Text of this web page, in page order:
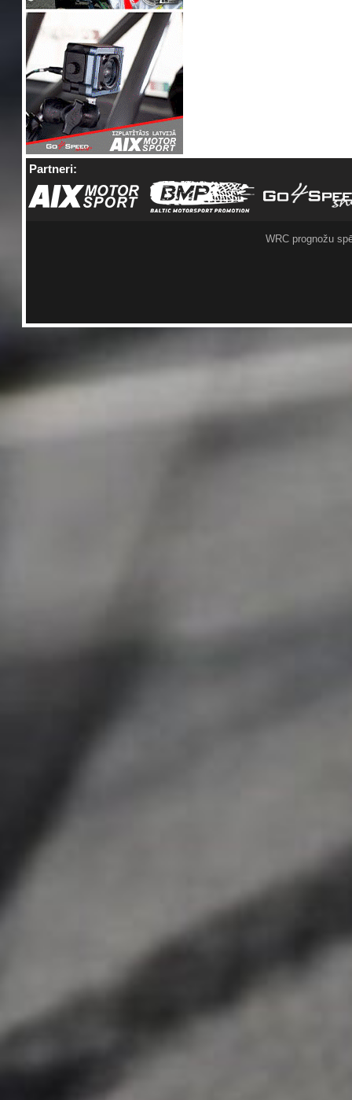
Partneri:
WRC prognožu